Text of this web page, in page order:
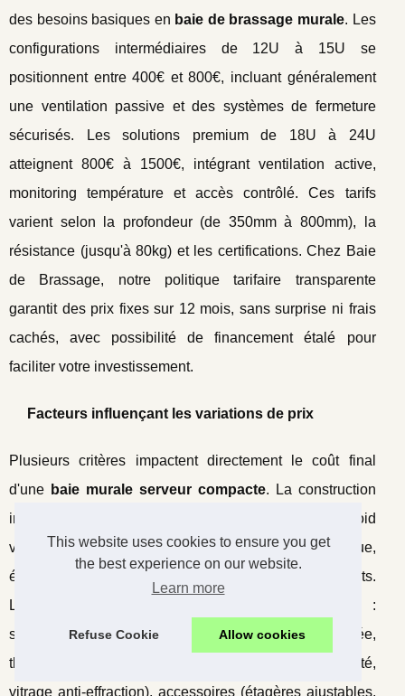
This website uses cookies to ensure you get
the best experience on our website.
Learn more
Refuse Cookie Allow cookies
des besoins basiques en baie de brassage murale. Les
configurations intermédiaires de 12U à 15U se
positionnent entre 400€ et 800€, incluant généralement
une ventilation passive et des systèmes de fermeture
sécurisés. Les solutions premium de 18U à 24U
atteignent 800€ à 1500€, intégrant ventilation active,
monitoring température et accès contrôlé. Ces tarifs
varient selon la profondeur (de 350mm à 800mm), la
résistance (jusqu'à 80kg) et les certifications. Chez Baie
de Brassage, notre politique tarifaire transparente
garantit des prix fixes sur 12 mois, sans surprise ni frais
cachés, avec possibilité de financement étalé pour
faciliter votre investissement.
Facteurs influençant les variations de prix
Plusieurs critères impactent directement le coût final
d'une baie murale serveur compacte. La construction
influence fortement le tarif : châssis acier laminé à froid
versus tôle standard, finitions poudrage électrostatique,
épaisseurs renforcées pour environnements exigeants.
Les fonctionnalités techniques justifient les écarts :
systèmes de refroidissement (ventilation forcée,
thermostats), sécurité physique (serrures haute sécurité,
vitrage anti-effraction), accessoires (étagères ajustables,